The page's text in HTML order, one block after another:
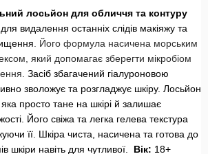
лосьйон для обличчя та контуру
видалення останніх слідів макіяжу та
. Його формула насичена морським
який допомагає зберегти мікробіом
Засіб збагачений гіалуроновою
зволожує та розгладжує шкіру. Лосьйон
просто тане на шкірі й залишає
Його свіжа та легка гелева текстура
її. Шкіра чиста, насичена та готова до
шкіри навіть для чутливої. Вік: 18+